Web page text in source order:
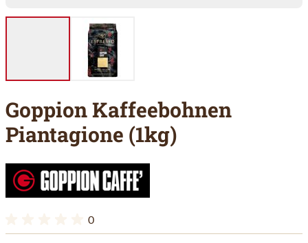
Goppion Kaffeebohnen
Piantagione (1kg)
0